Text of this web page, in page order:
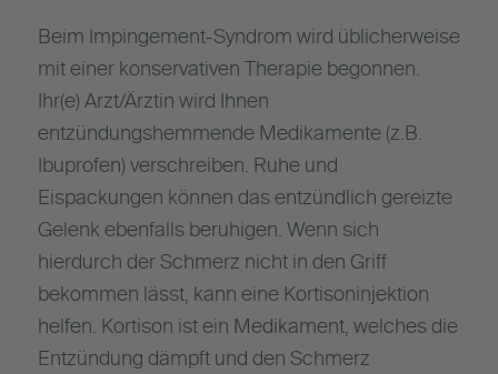
Beim Impingement-Syndrom wird üblicherweise
mit einer konservativen Therapie begonnen.
Ihr(e) Arzt/Ärztin wird Ihnen
entzündungshemmende Medikamente (z.B.
Ibuprofen) verschreiben. Ruhe und
Eispackungen können das entzündlich gereizte
Gelenk ebenfalls beruhigen. Wenn sich
hierdurch der Schmerz nicht in den Griff
bekommen lässt, kann eine Kortisoninjektion
helfen. Kortison ist ein Medikament, welches die
Entzündung dämpft und den Schmerz